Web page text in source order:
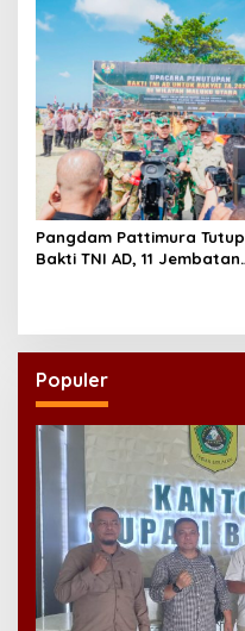
Pangdam Pattimura Tutup
Bakti TNI AD, 11 Jembatan
Populer